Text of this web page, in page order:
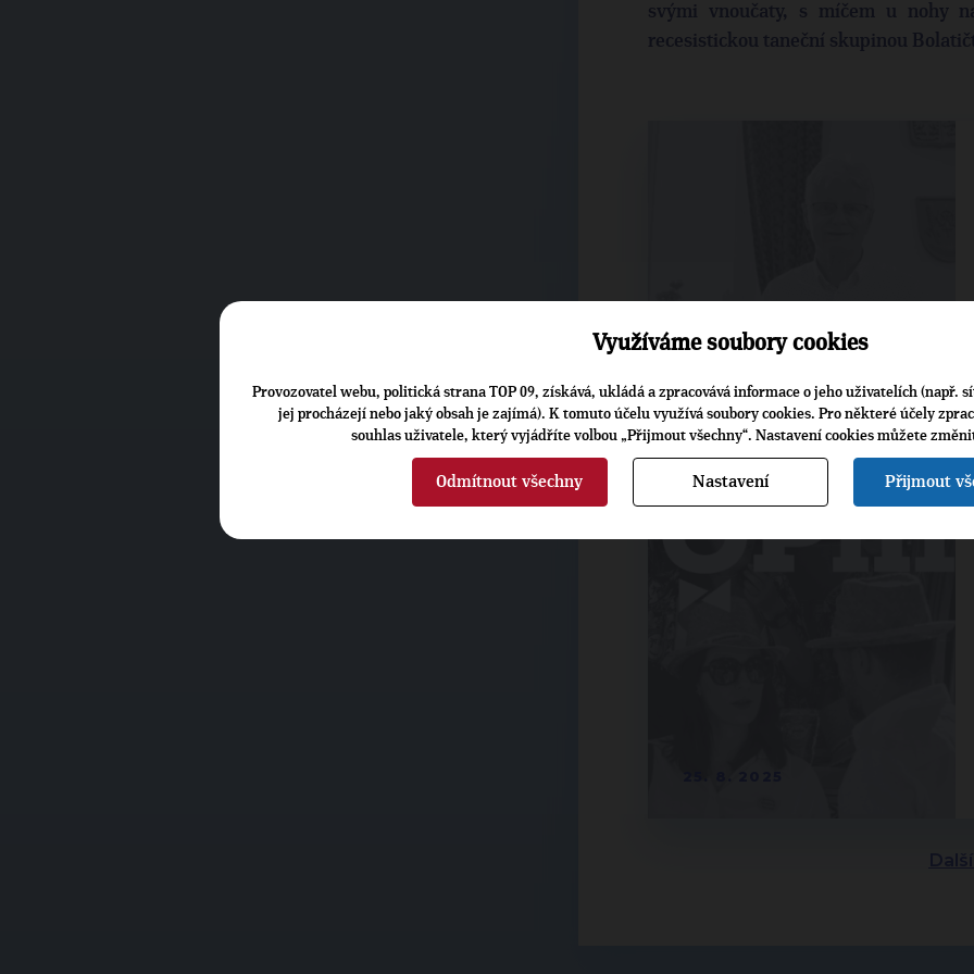
svými vnoučaty, s míčem u nohy
recesistickou taneční skupinou
26. 8. 2025
Využíváme soubory cookies
Provozovatel webu, politická strana TOP 09, získává, ukládá a zpracovává informace o jeho uživatelích
jej procházejí nebo jaký obsah je zajímá). K tomuto účelu využívá soubory cookies. Pro některé účely
souhlas uživatele, který vyjádříte volbou „Přijmout všechny“. Nastavení cookies můžete
Odmítnout všechny Nastavení Přijmout